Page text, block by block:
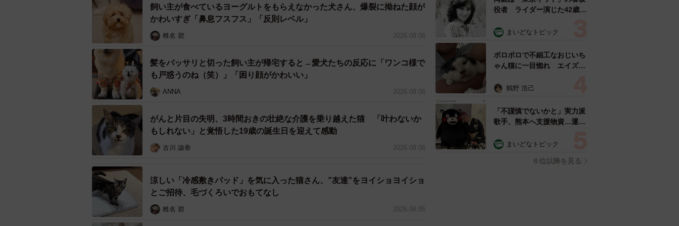
ミルクを元気よく飲む子猫（「レスキューさくら会」提供）
飼い主が食べているヨーグルトをもらえなかった犬さん、爆裂に拗ねた顔が
かわいすぎ「鼻息フスフス」「反則レベル」
椎名 碧 2026.08.06
髪をバッサリと切った飼い主が帰宅すると→愛犬たちの反応に「ワンコ様で
も戸惑うのね（笑）」「困り顔がかわいい」
ANNA 2026.08.06
がんと片目の失明、3時間おきの壮絶な介護を乗り越えた猫 「叶わないか
もしれない」と覚悟した19歳の誕生日を迎えて感動
古川 諭香 2026.08.06
涼しい「冷感敷きパッド」を気に入った猫さん、”友達”をヨイショヨイショ
とご招待、毛づくろいでおもてなし
椎名 碧 2026.08.05
役者 ライダー演じた42歳元
ングフォト」計画を明言
む」
まいどなトピック
ボロボロで不細工なおじいち
ゃん猫に一目惚れ エイズだ
暮らすと「おじ猫」だって可
鶴野 浩己
「不謹慎でないかと」実力派
歌手、熊本へ支援物資…運搬
めらい 「痛いほど伝わる」
まいどなトピック
６位以降を見る